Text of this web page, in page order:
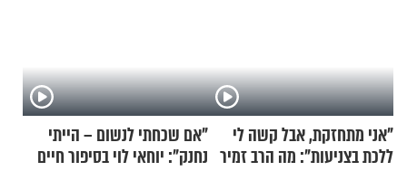
"אני מתחזקת, אבל קשה לי
ללכת בצניעות": מה הרב זמיר
"אם שכחתי לנשום – הייתי
נחנק": יוחאי לוי בסיפור חיים